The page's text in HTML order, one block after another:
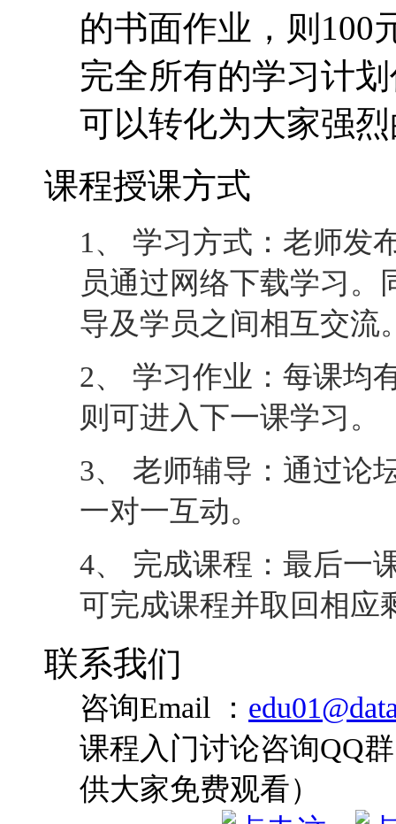
的书面作业，则100
完全所有的学习计
可以转化为大家强
课程授课方式
1、 学习方式：老师发
员通过网络下载学习
导及学员之间相互交流
2、 学习作业：每课均
则可进入下一课学习。
3、 老师辅导：通过论
一对一互动。
4、 完成课程：最后一
可完成课程并取回相应
联系我们
咨询Email ：
课程入门讨论咨询QQ
供大家免费观看）